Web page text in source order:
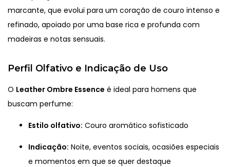
marcante, que evolui para um coração de couro intenso e
refinado, apoiado por uma base rica e profunda com
madeiras e notas sensuais.
Perfil Olfativo e Indicação de Uso
O Leather Ombre Essence é ideal para homens que
buscam perfume:
Estilo olfativo: Couro aromático sofisticado
Indicação: Noite, eventos sociais, ocasiões especiais
e momentos em que se quer destaque